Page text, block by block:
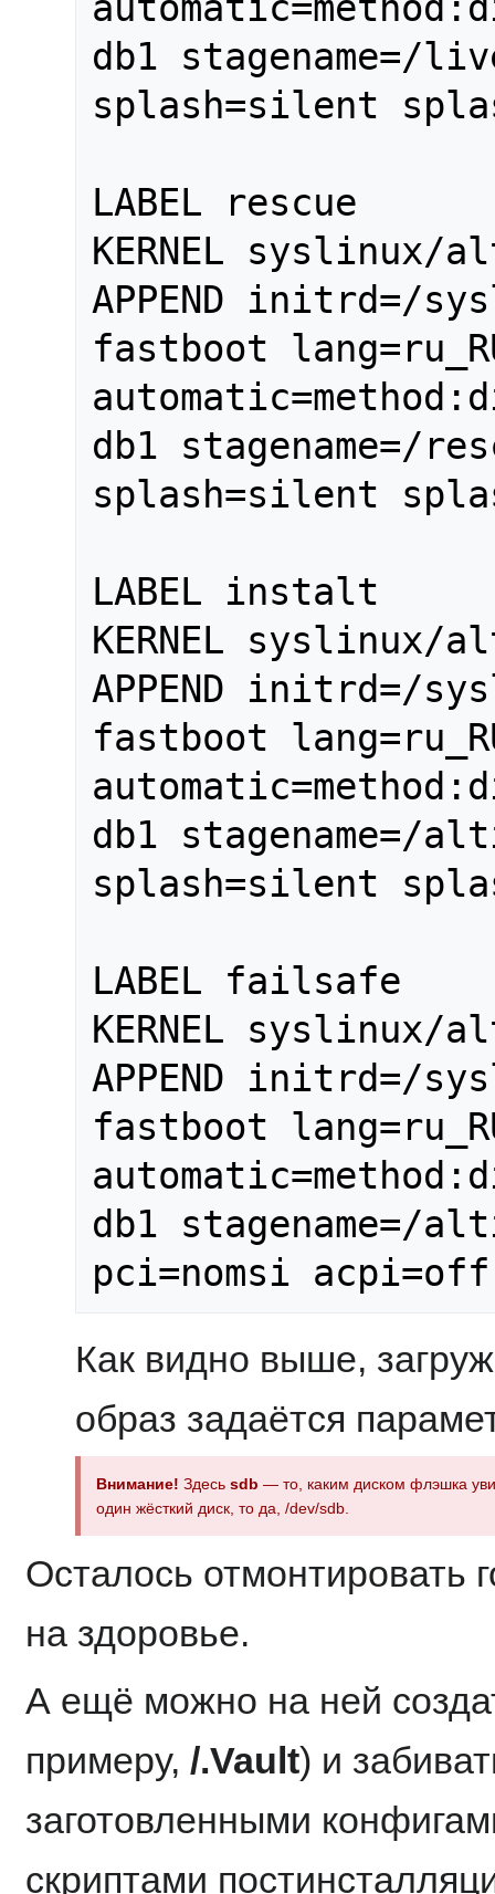
db1 stagename=/
splash=silent
LABEL rescue
KERNEL syslinux/
APPEND initrd=/
fastboot
db1 stagename=/
splash=silent
LABEL instalt
KERNEL syslinux/
APPEND initrd=/
fastboot
db1 stagename=/
splash=silent
LABEL failsafe
KERNEL syslinux/
APPEND initrd=/
fastboot
db1 stagename=/
Как видно выше,
образ задаётся
Внимание! Здесь sdb — то, каким диском флэшка
один жёсткий диск, то да, /dev/sdb.
Осталось отмонтировать
на здоровье.
А ещё можно на ней
примеру, /.Vault) и
заготовленными
скриптами